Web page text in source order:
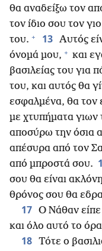
θα αναδείξω τον
τον ίδιο σου τον
του. + 13 Αυτός
όνομά μου, + και
βασιλείας του για
του, και αυτός θα
εσφαλμένα, θα τον
με χτυπήματα
αποσύρω την όσια
απέσυρα από τον
από μπροστά σου.
σου θα είναι
θρόνος σου θα
17 Ο Νάθαν
και όλο αυτό το
18 Τότε ο